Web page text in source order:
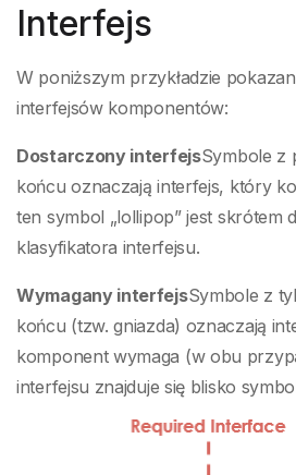
Interfejs
W poniższym przykładzie
interfejsów komponentów:
Dostarczony interfejsSymbole z
końcu oznaczają interfejs, który
ten symbol „lollipop” jest skrótem
klasyfikatora interfejsu.
Wymagany interfejsSymbole z
końcu (tzw. gniazda) oznaczają
komponent wymaga (w obu
interfejsu znajduje się blisko